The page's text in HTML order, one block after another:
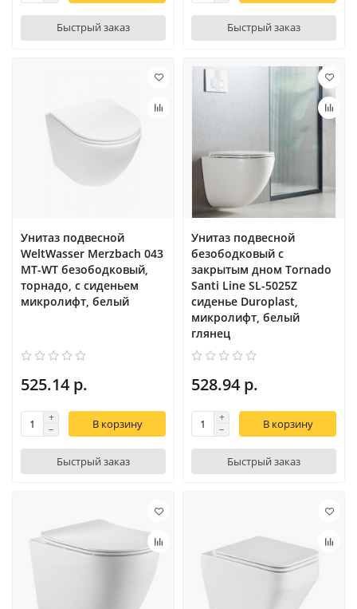
Быстрый заказ Быстрый заказ
Унитаз подвесной
WeltWasser Merzbach 043
MT-WT безободковый,
торнадо, с сиденьем
микролифт, белый
525.14 р.
В корзину
Быстрый заказ
Унитаз подвесной
безободковый с
закрытым дном Tornado
Santi Line SL-5025Z
сиденье Duroplast,
микролифт, белый
глянец
528.94 р.
В корзину
Быстрый заказ